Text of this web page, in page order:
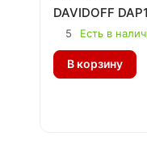
DAVIDOFF
5 Есть в
В корзину